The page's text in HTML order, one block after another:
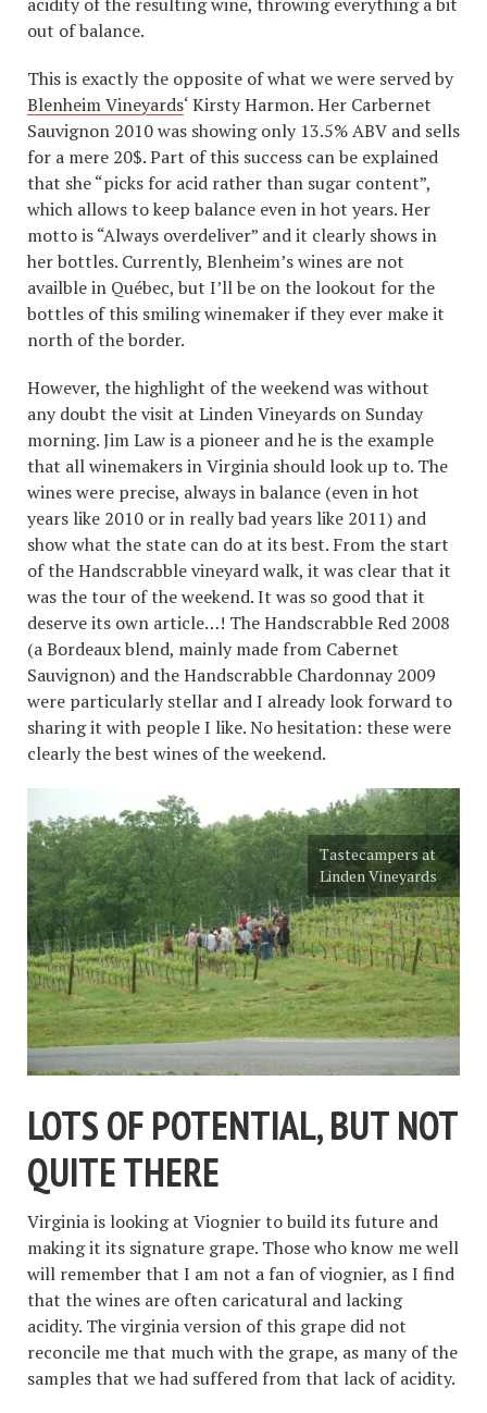
out of balance.
This is exactly the opposite of what we were served by
Blenheim Vineyards‘ Kirsty Harmon. Her Carbernet
Sauvignon 2010 was showing only 13.5% ABV and sells
for a mere 20$. Part of this success can be explained
that she “picks for acid rather than sugar content”,
which allows to keep balance even in hot years. Her
motto is “Always overdeliver” and it clearly shows in
her bottles. Currently, Blenheim’s wines are not
availble in Québec, but I’ll be on the lookout for the
bottles of this smiling winemaker if they ever make it
north of the border.
However, the highlight of the weekend was without
any doubt the visit at Linden Vineyards on Sunday
morning. Jim Law is a pioneer and he is the example
that all winemakers in Virginia should look up to. The
wines were precise, always in balance (even in hot
years like 2010 or in really bad years like 2011) and
show what the state can do at its best. From the start
of the Handscrabble vineyard walk, it was clear that it
was the tour of the weekend. It was so good that it
deserve its own article…! The Handscrabble Red 2008
(a Bordeaux blend, mainly made from Cabernet
Sauvignon) and the Handscrabble Chardonnay 2009
were particularly stellar and I already look forward to
sharing it with people I like. No hesitation: these were
clearly the best wines of the weekend.
Tastecampers at
Linden Vineyards
LOTS OF POTENTIAL, BUT NOT
QUITE THERE
Virginia is looking at Viognier to build its future and
making it its signature grape. Those who know me well
will remember that I am not a fan of viognier, as I find
that the wines are often caricatural and lacking
acidity. The virginia version of this grape did not
reconcile me that much with the grape, as many of the
samples that we had suffered from that lack of acidity.